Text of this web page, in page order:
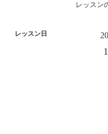
レッスン
レッスン日